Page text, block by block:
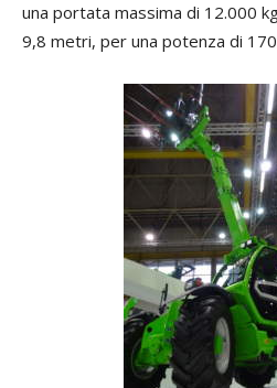
una portata massima di 12.000
9,8 metri, per una potenza di 170